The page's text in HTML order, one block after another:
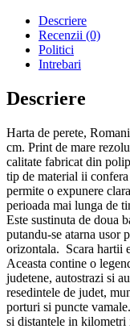
Descriere
Recenzii (0)
Politici
Intrebari
Descriere
Harta de perete,
cm. Print de mare
calitate fabricat din
tip de material ii
permite o expunere
perioada mai lunga de
Este sustinuta de doua
putandu-se atarna usor
orizontala. Scara hartii
Aceasta contine o
judetene, autostrazi si
resedintele de judet,
porturi si puncte
si distantele in